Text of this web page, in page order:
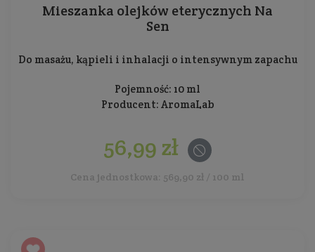
Mieszanka olejków eterycznych Na
Sen
Do masażu, kąpieli i inhalacji o intensywnym zapachu
Pojemność: 10 ml
Producent: AromaLab
56,99 zł
Cena jednostkowa: 569,90 zł / 100 ml